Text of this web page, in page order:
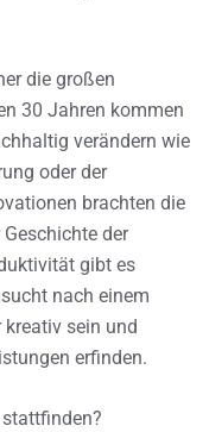
die großen
30 Jahren kommen
verändern wie
oder der
brachten die
der
gibt es
nach einem
kreativ sein und
erfinden.
stattfinden?